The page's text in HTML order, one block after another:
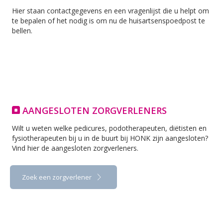
Hier staan contactgegevens en een vragenlijst die u helpt om
te bepalen of het nodig is om nu de huisartsenspoedpost te
bellen.
AANGESLOTEN ZORGVERLENERS
Wilt u weten welke pedicures, podotherapeuten, diëtisten en
fysiotherapeuten bij u in de buurt bij HONK zijn aangesloten?
Vind hier de aangesloten zorgverleners.
Zoek een zorgverlener